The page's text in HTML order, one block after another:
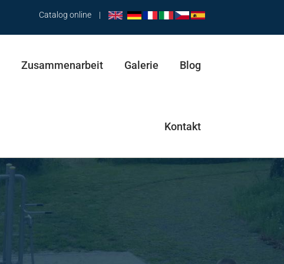
Catalog online |
Pendel & Spaziergänger & Hüfttrainer
Zusammenarbeit Galerie Blog
Kontakt